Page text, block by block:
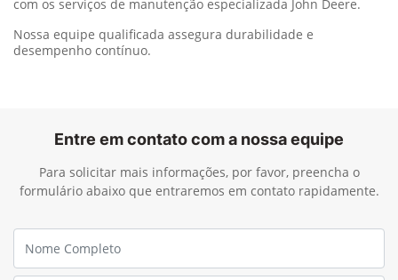
com os serviços de manutenção especializada John Deere.
Nossa equipe qualificada assegura durabilidade e
desempenho contínuo.
Entre em contato com a nossa equipe
Para solicitar mais informações, por favor, preencha o
formulário abaixo que entraremos em contato rapidamente.